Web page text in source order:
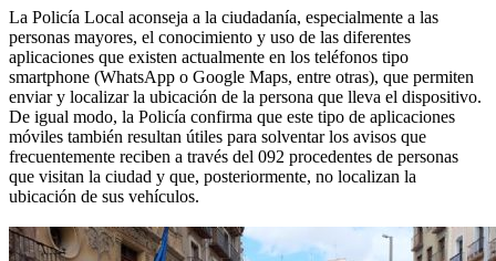
La Policía Local aconseja a la ciudadanía, especialmente a las
personas mayores, el conocimiento y uso de las diferentes
aplicaciones que existen actualmente en los teléfonos tipo
smartphone (WhatsApp o Google Maps, entre otras), que permiten
enviar y localizar la ubicación de la persona que lleva el dispositivo.
De igual modo, la Policía confirma que este tipo de aplicaciones
móviles también resultan útiles para solventar los avisos que
frecuentemente reciben a través del 092 procedentes de personas
que visitan la ciudad y que, posteriormente, no localizan la
ubicación de sus vehículos.